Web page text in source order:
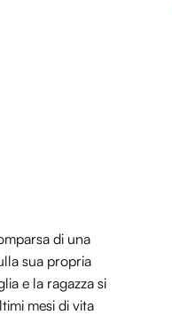
di una
sua propria
e la ragazza si
mesi di vita